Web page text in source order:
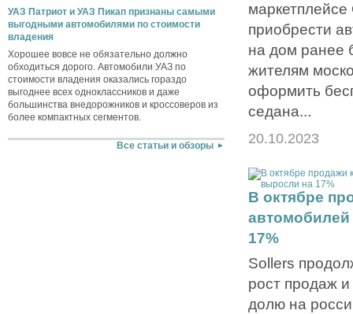
УАЗ Патриот и УАЗ Пикап признаны самыми
выгодными автомобилями по стоимости
владения
Хорошее вовсе не обязательно должно
обходиться дорого. Автомобили УАЗ по
стоимости владения оказались гораздо
выгоднее всех одноклассников и даже
большинства внедорожников и кроссоверов из
более компактных сегментов.
Все статьи и обзоры
приобрести
на дом ранее
жителям
оформить
седана...
20.10.2023
В октябре
17%
Sollers
рост продаж
долю на